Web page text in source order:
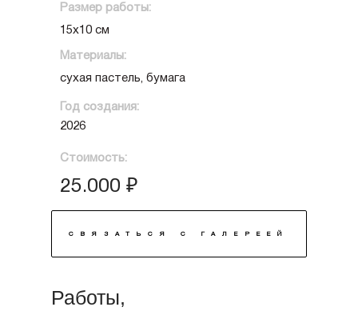
СВЯЗАТЬСЯ С ГАЛЕРЕЕЙ
Размер работы:
25.000 ₽
Стоимость:
Материалы:
сухая пастель, бумага
Год создания:
2026
15х10 см
Работы,